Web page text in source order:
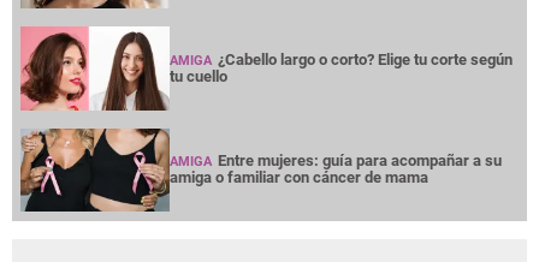
AMIGA ¿Cabello largo o corto? Elige tu corte según
tu cuello
AMIGA Entre mujeres: guía para acompañar a su
amiga o familiar con cáncer de mama